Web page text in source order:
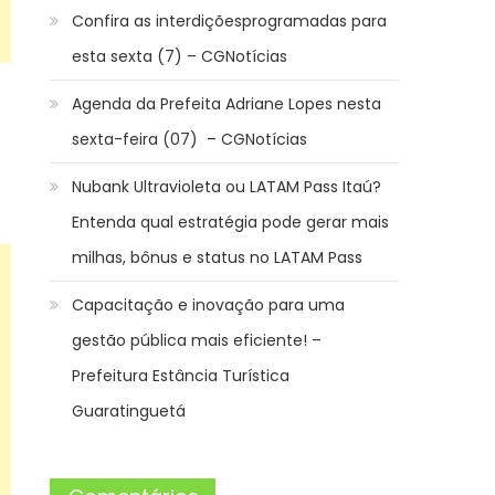
Confira as interdiçõesprogramadas para
esta sexta (7) – CGNotícias
Agenda da Prefeita Adriane Lopes nesta
sexta-feira (07) – CGNotícias
Nubank Ultravioleta ou LATAM Pass Itaú?
Entenda qual estratégia pode gerar mais
milhas, bônus e status no LATAM Pass
Capacitação e inovação para uma
gestão pública mais eficiente! –
Prefeitura Estância Turística
Guaratinguetá